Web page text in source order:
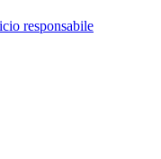
responsabile